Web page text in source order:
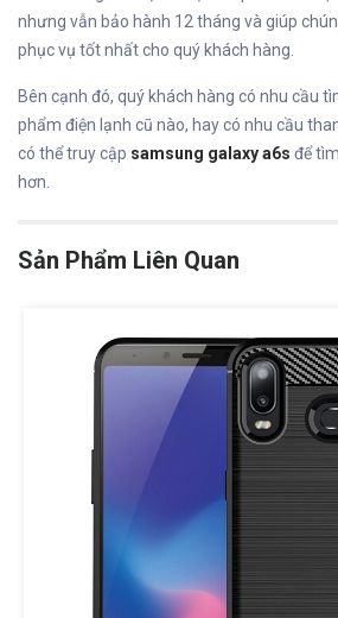
nhưng vẫn bảo hành 12 tháng và giúp
phục vụ tốt nhất cho quý khách hàng.
Bên cạnh đó, quý khách hàng có nhu cầu
phẩm điện lạnh cũ nào, hay có nhu cầu
có thể truy cập samsung galaxy a6s để
hơn.
Sản Phẩm Liên Quan